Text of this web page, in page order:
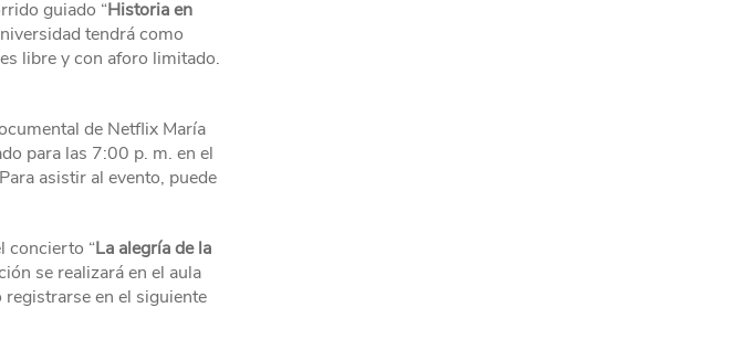
guiado “Historia en
tendrá como
libre y con aforo limitado.
de Netflix María
para las 7:00 p. m. en el
asistir al evento, puede
concierto “La alegría de la
se realizará en el aula
registrarse en el siguiente